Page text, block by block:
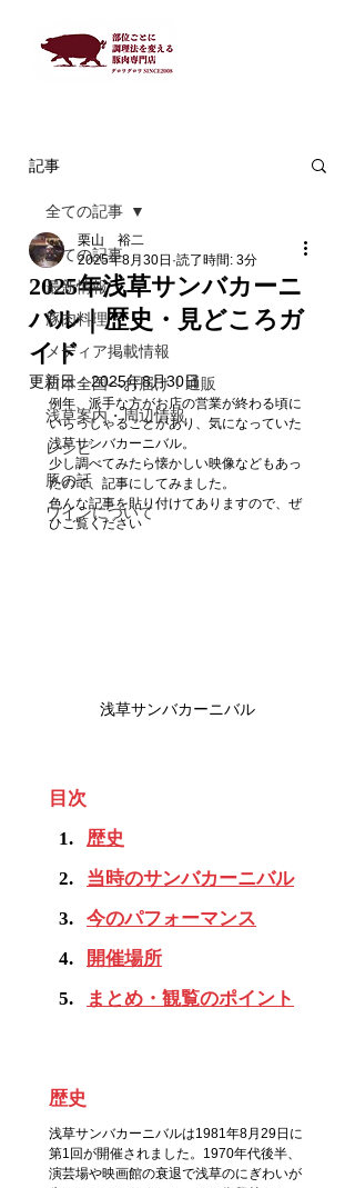
記事
全ての記事
最新情報
豚肉料理
メディア掲載情報
日本全国へお届け！通販
浅草案内・周辺情報
レシピ
豚の話
ワインについて
全ての記事
2025年浅草サンバカーニ
バル｜歴史・見どころガ
イド
栗山 裕二
2025年8月30日 読了時間: 3分
更新日：2025年8月30日
例年、派手な方がお店の営業が終わる頃に
いらっしゃることがあり、気になっていた
浅草サンバカーニバル。
少し調べてみたら懐かしい映像などもあっ
たので、記事にしてみました。
色んな記事を貼り付けてありますので、ぜ
ひご覧ください
浅草サンバカーニバル
目次
歴史
当時のサンバカーニバル
今のパフォーマンス
開催場所
まとめ・観覧のポイント
歴史
浅草サンバカーニバルは1981年8月29日に
第1回が開催されました。1970年代後半、
演芸場や映画館の衰退で浅草のにぎわいが